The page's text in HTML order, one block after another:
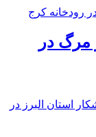
مرگ در